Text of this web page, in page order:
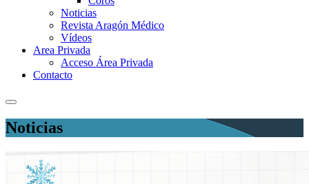
Noticias
Revista Aragón Médico
Vídeos
Area Privada
Acceso Área Privada
Contacto
Noticias